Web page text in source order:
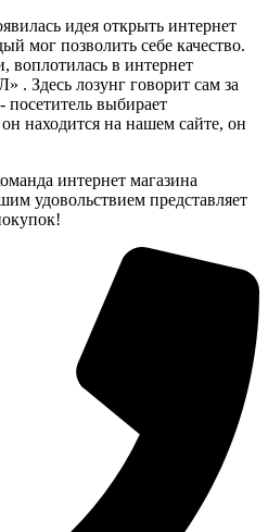
идея открыть интернет
мог позволить себе качество.
воплотилась в интернет
лозунг говорит сам за
выбирает
находится на нашем сайте, он
интернет магазина
представляет